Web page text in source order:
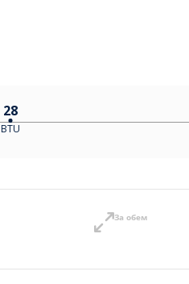
28
BTU
За обем